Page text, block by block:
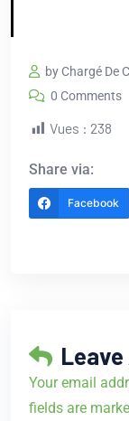
by Chargé De
0 Comments
Vues : 238
Share via:
Facebook
Your email
fields are